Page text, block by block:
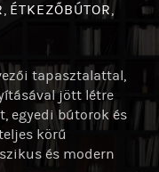
, ÉTKEZŐBÚTOR,
tapasztalattal,
jött létre
egyedi bútorok és
körű
és modern